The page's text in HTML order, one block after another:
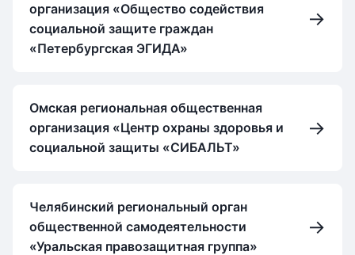
организация «Общество содействия
социальной защите граждан
«Петербургская ЭГИДА»
→
Омская региональная общественная
организация «Центр охраны здоровья и
социальной защиты «СИБАЛЬТ»
→
Челябинский региональный орган
общественной самодеятельности
«Уральская правозащитная группа»
→